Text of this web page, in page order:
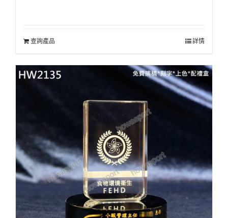
查詢產品 詳情